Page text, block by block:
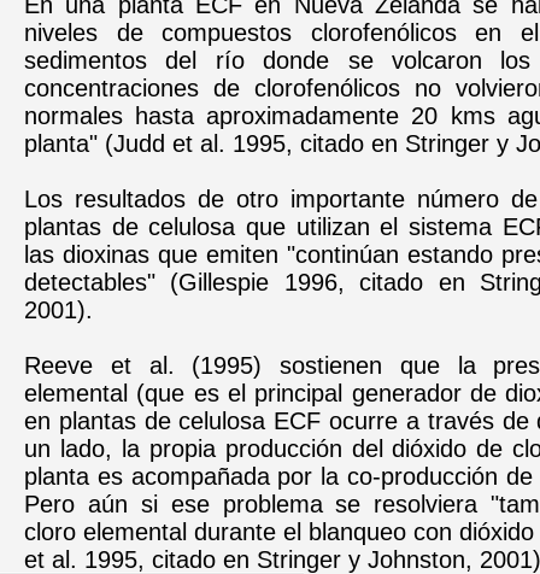
niveles de compuestos clorofenólicos
sedimentos del río donde se volcaron los
concentraciones de clorofenólicos no
normales hasta aproximadamente 20 kms
planta" (Judd et al. 1995, citado en Stringer y
Los resultados de otro importante número
plantas de celulosa que utilizan el sistema
las dioxinas que emiten "continúan estando
detectables" (Gillespie 1996, citado en
2001).
Reeve et al. (1995) sostienen que la
elemental (que es el principal generador de
en plantas de celulosa ECF ocurre a través de
un lado, la propia producción del dióxido de
planta es acompañada por la co-producción
Pero aún si ese problema se resolviera
cloro elemental durante el blanqueo con
et al. 1995, citado en Stringer y Johnston,